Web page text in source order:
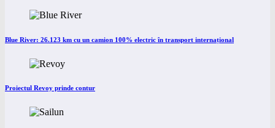
Blue River: 26.123 km cu un camion 100% electric în transport internațional
Proiectul Revoy prinde contur